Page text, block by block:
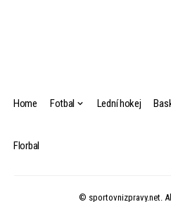
Home Fotbal Lední hokej
Florbal
© sportovnizpravy.net.